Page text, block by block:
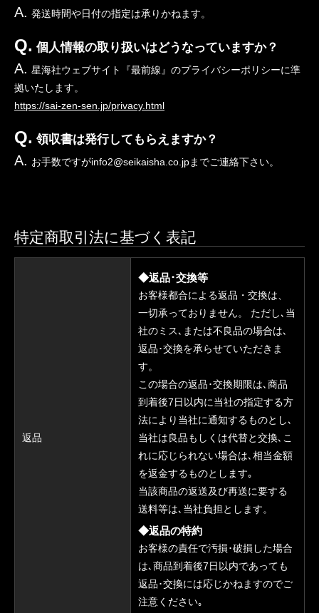
A. 発送時間や日付の指定は承りかねます。
Q. 個人情報の取り扱いはどうなっていますか？
A. 星海社ウェブサイト『最前線』のプライバシーポリシーに準
拠いたします。
https://sai-zen-sen.jp/privacy.html
Q. 領収書は発行してもらえますか？
A. お手数ですがinfo2@seikaisha.co.jpまでご連絡下さい。
特定商取引法に基づく表記
返品
◆返品･交換等
お客様都合による返品・交換は、
一切承っておりません。 ただし､当
社のミス､または不良品の場合は､
返品･交換を承らせていただきま
す。
この場合の返品･交換期限は､商品
到着後7日以内に当社の指定する方
法により当社に通知するものとし､
当社は良品もしくは代替と交換､こ
れに応じられない場合は､相当金額
を返金するものとします｡
当該商品の返送及び再送に要する
送料等は､当社負担とします。
◆返品の特約
お客様の責任で汚損･破損した場合
は､商品到着後7日以内であっても
返品･交換には応じかねますのでご
注意ください｡